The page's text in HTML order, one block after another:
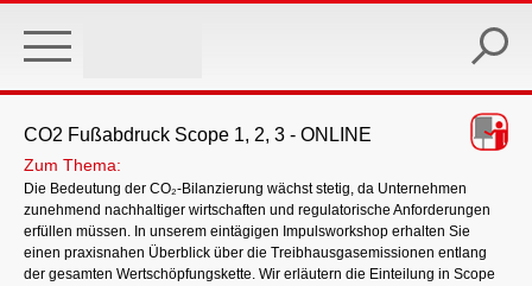
main
CO2 Fußabdruck Scope 1, 2, 3 - ONLINE
Zum Thema:
Die Bedeutung der CO₂-Bilanzierung wächst stetig, da Unternehmen
zunehmend nachhaltiger wirtschaften und regulatorische Anforderungen
erfüllen müssen. In unserem eintägigen Impulsworkshop erhalten Sie
einen praxisnahen Überblick über die Treibhausgasemissionen entlang
der gesamten Wertschöpfungskette. Wir erläutern die Einteilung in Scope